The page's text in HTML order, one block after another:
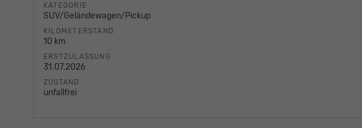
KATEGORIE
SUV/Geländewagen/Pickup
KILOMETERSTAND
10 km
ERSTZULASSUNG
31.07.2026
ZUSTAND
unfallfrei